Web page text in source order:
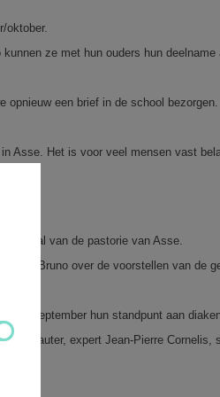
oktober.
ze met hun ouders hun deelname
opnieuw een brief in de school bezorgen.
in Asse. Het is voor veel mensen vast
de zaal van de pastorie van Asse.
Bruno over de voorstellen van de
september hun standpunt aan
Cauter, expert Jean-Pierre Cornelis,